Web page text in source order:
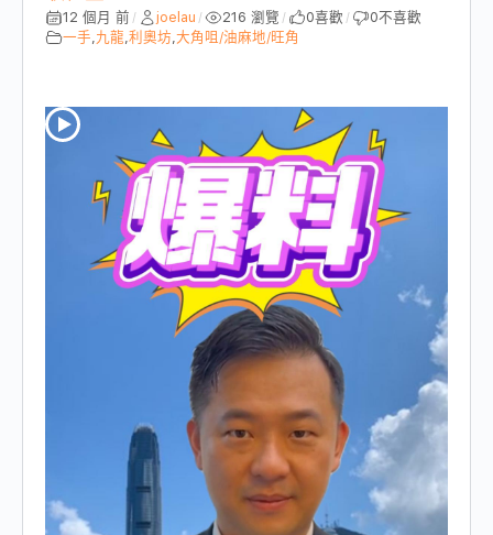
12 個月 前 / joelau / 216 瀏覽 / 0喜歡 / 0不喜歡
一手 九龍 利奧坊 大角咀/油麻地/旺角